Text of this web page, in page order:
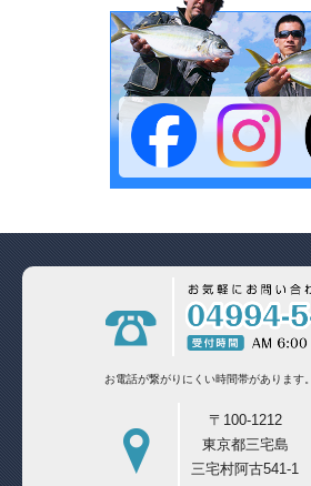
お電話が繋がりにくい時間帯があります。
〒100-1212
東京都三宅島
三宅村阿古541-1